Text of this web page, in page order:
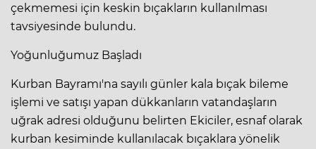
çekmemesi için keskin bıçakların kullanılması
tavsiyesinde bulundu.
Yoğunluğumuz Başladı
Kurban Bayramı'na sayılı günler kala bıçak bileme
işlemi ve satışı yapan dükkanların vatandaşların
uğrak adresi olduğunu belirten Ekiciler, esnaf olarak
kurban kesiminde kullanılacak bıçaklara yönelik